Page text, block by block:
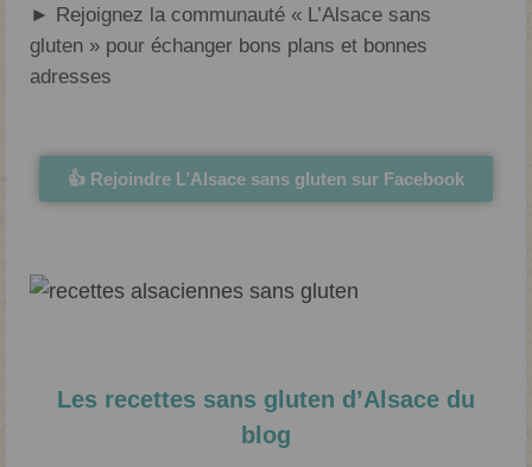
► Rejoignez la communauté « L’Alsace sans
gluten » pour échanger bons plans et bonnes
adresses
👍 Rejoindre L’Alsace sans gluten sur Facebook
Les recettes sans gluten d’Alsace du
blog